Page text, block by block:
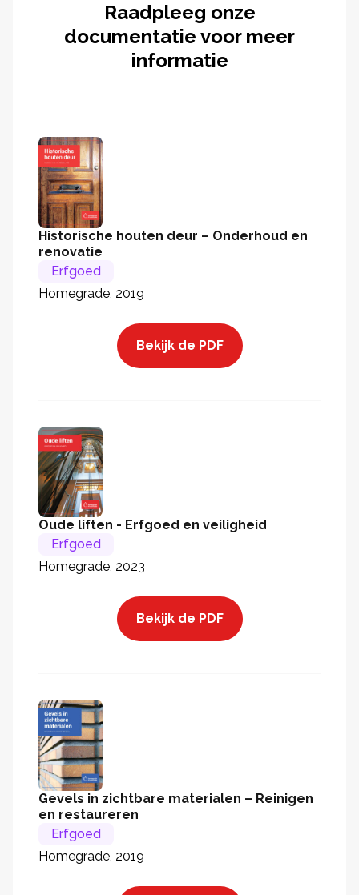
Raadpleeg onze
documentatie voor meer
informatie
Historische houten deur – Onderhoud en
renovatie
Erfgoed
Homegrade, 2019
Bekijk de PDF
Oude liften - Erfgoed en veiligheid
Erfgoed
Homegrade, 2023
Bekijk de PDF
Gevels in zichtbare materialen – Reinigen
en restaureren
Erfgoed
Homegrade, 2019